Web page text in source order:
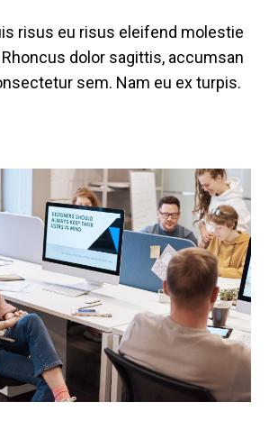
risus eu risus eleifend molestie
Rhoncus dolor sagittis, accumsan
sem. Nam eu ex turpis.